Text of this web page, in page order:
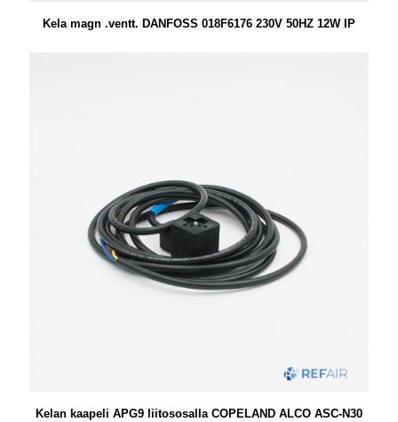
Kela magn .ventt. DANFOSS 018F6176 230V 50HZ 12W IP
Kelan kaapeli APG9 liitososalla COPELAND ALCO ASC-N30